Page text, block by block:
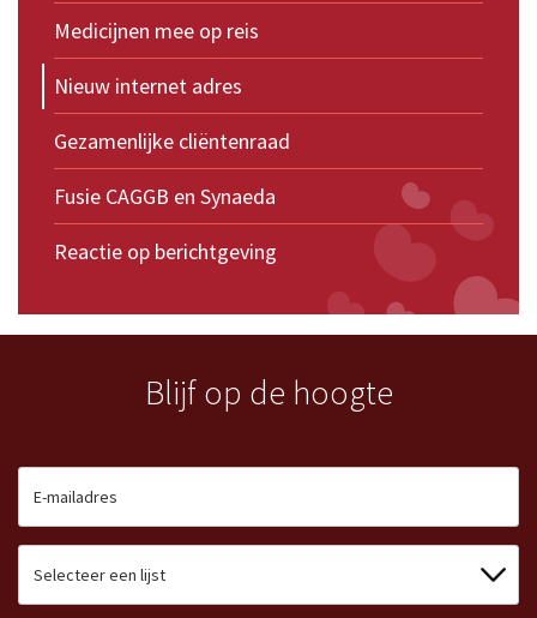
Medicijnen mee op reis
Nieuw internet adres
Gezamenlijke cliëntenraad
Fusie CAGGB en Synaeda
Reactie op berichtgeving
Blijf op de hoogte